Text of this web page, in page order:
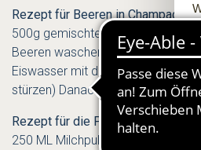
Rezept für Beeren in
500g gemischte Beeren, ½ liter
Beeren waschen in kleine
Eiswasser mit den gefüllten
stürzen) Danach kurz ins heiße
Rezept für die Pannacota-Espuma
250 ML Milchpulver, 3 Blatt